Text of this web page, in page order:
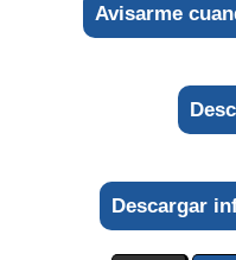
Avisarme
Descargar